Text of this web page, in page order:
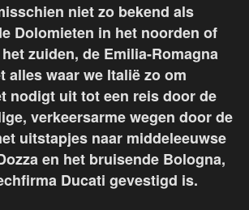
niet zo bekend als
Dolomieten in het noorden of
zuiden, de Emilia-Romagna
alles waar we Italië zo om
nodigt uit tot een reis door de
verkeersarme wegen door de
uitstapjes naar middeleeuwse
en het bruisende Bologna,
Ducati gevestigd is.